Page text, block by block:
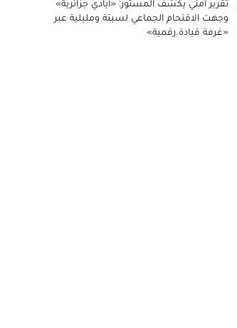
تقرير أمني يكشف المستور: «أيادي جزائرية»
وجهت الاقتحام الجماعي لسبتة ومليلية عبر
«غرفة قيادة رقمية»